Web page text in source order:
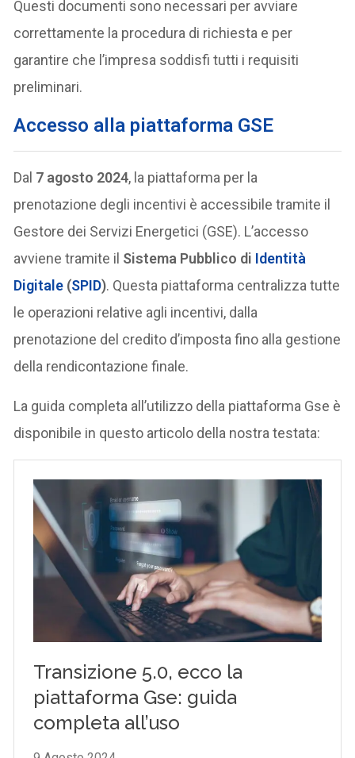
Questi documenti sono necessari per avviare
correttamente la procedura di richiesta e per
garantire che l’impresa soddisfi tutti i requisiti
preliminari.
Accesso alla piattaforma GSE
Dal 7 agosto 2024, la piattaforma per la
prenotazione degli incentivi è accessibile tramite il
Gestore dei Servizi Energetici (GSE). L’accesso
avviene tramite il Sistema Pubblico di Identità
Digitale (SPID). Questa piattaforma centralizza tutte
le operazioni relative agli incentivi, dalla
prenotazione del credito d’imposta fino alla gestione
della rendicontazione finale.
La guida completa all’utilizzo della piattaforma Gse è
disponibile in questo articolo della nostra testata: